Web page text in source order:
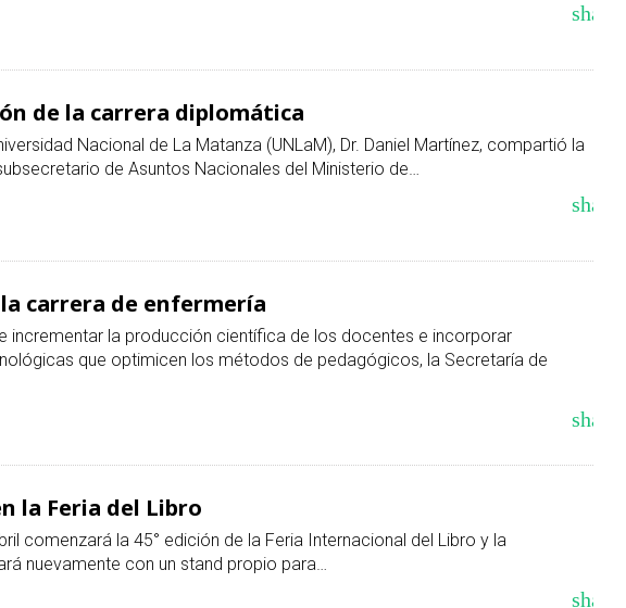
share
de la carrera diplomática
Nacional de La Matanza (UNLaM), Dr. Daniel Martínez, compartió la
de Asuntos Nacionales del Ministerio de…
share
carrera de enfermería
incrementar la producción científica de los docentes e incorporar
que optimicen los métodos de pedagógicos, la Secretaría de
share
la Feria del Libro
comenzará la 45° edición de la Feria Internacional del Libro y la
nuevamente con un stand propio para…
share